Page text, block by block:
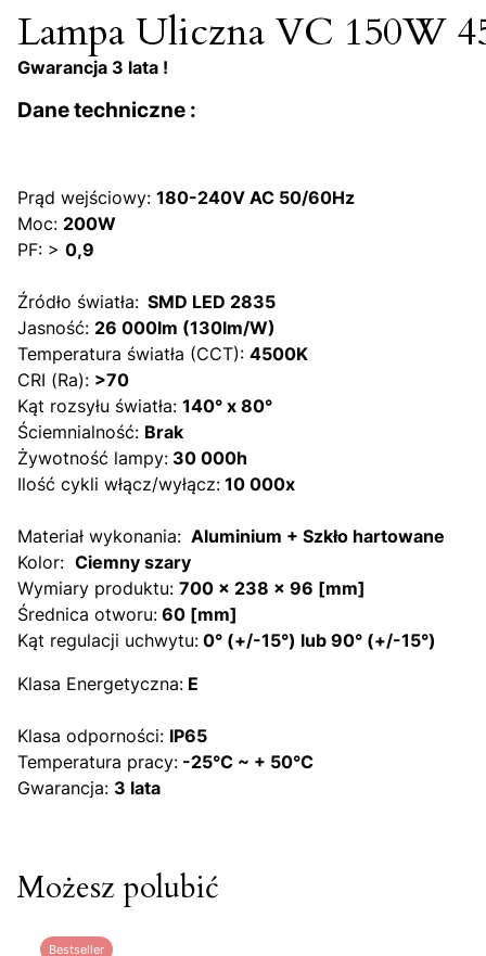
Lampa Uliczna VC 150W
Gwarancja 3 lata !
Dane techniczne :
Prąd wejściowy: 180-240V AC 50/60Hz
Moc: 200W
PF: > 0,9
Źródło światła: SMD LED 2835
Jasność: 26 000lm (130lm/W)
Temperatura światła (CCT): 4500K
CRI (Ra): >70
Kąt rozsyłu światła: 140° x 80°
Ściemnialność: Brak
Żywotność lampy: 30 000h
Ilość cykli włącz/wyłącz: 10 000x
Materiał wykonania: Aluminium + Szkło hartowane
Kolor: Ciemny szary
Wymiary produktu: 700 x 238 x 96 [mm]
Średnica otworu: 60 [mm]
Kąt regulacji uchwytu: 0° (+/-15°) lub 90° (+/-15°)
Klasa Energetyczna: E
Klasa odporności: IP65
Temperatura pracy: -25°C ~ + 50°C
Gwarancja: 3 lata
Możesz polubić
Bestseller